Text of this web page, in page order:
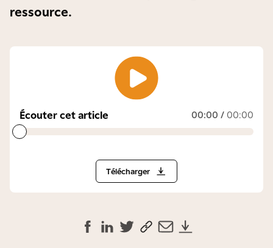
ressource.
Écouter cet article 00:00 / 00:00
Télécharger